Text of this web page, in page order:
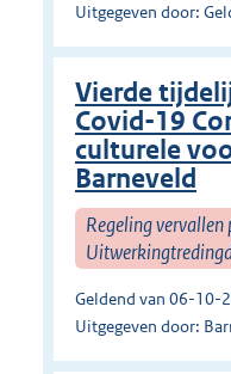
Uitgegeven door:
Vierde
Covid-19
culturele
Barneveld
Regeling
Geldend van 06-
Uitgegeven door: